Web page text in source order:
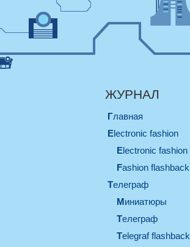
ЖУРНАЛ
Главная
electronic fashion
electronic fashion
Fashion flashback
телеграф
миниатюры
телеграф
Telegraf flashback